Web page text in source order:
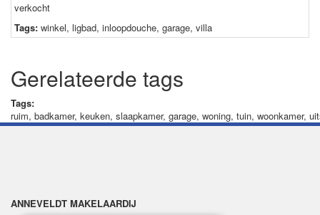
verkocht
Tags: winkel, ligbad, inloopdouche, garage, villa
Gerelateerde tags
Tags:
ruim, badkamer, keuken, slaapkamer, garage, woning, tuin, woonkamer,
ANNEVELDT MAKELAARDIJ